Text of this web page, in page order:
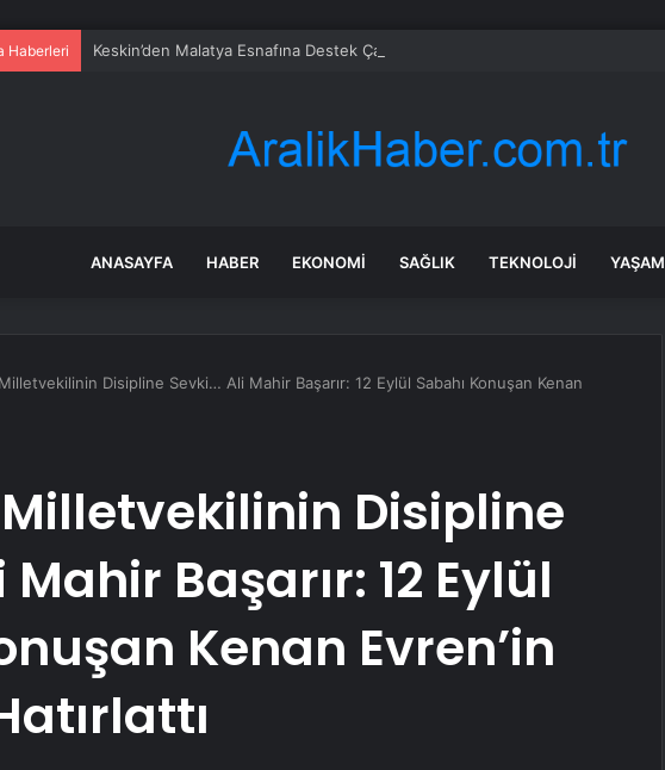
Haberleri Keskin’den Malatya Esnafına Destek Çağrısı
ANASAYFA HABER EKONOMI SAĞLIK TEKNOLOJI YAŞAM
Milletvekilinin Disipline Sevki… Ali Mahir Başarır: 12 Eylül Sabahı Konuşan Kenan
Milletvekilinin Disipline
Başarır: 12 Eylül
Kenan Evren’in